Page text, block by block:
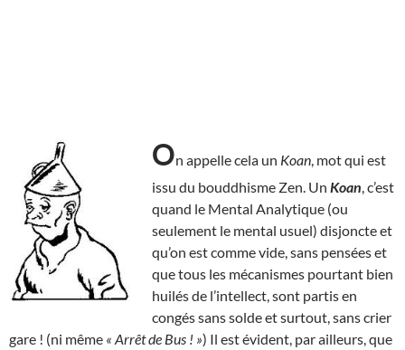
On appelle cela un Koan , mot qui est
issu du bouddhisme Zen. Un Koan , c’est
quand le Mental Analytique (ou
seulement le mental usuel) disjoncte et
qu’on est comme vide, sans pensées et
que tous les mécanismes pourtant bien
huilés de l’intellect, sont partis en
congés sans solde et surtout, sans crier
gare ! (ni même « Arrêt de Bus ! ») Il est évident, par ailleurs, que